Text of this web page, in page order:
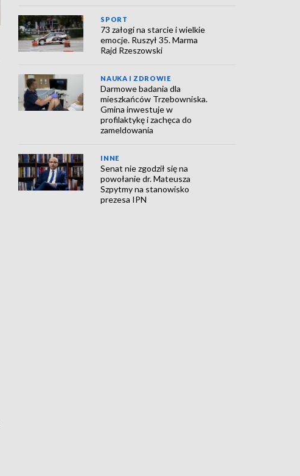
SPORT
73 załogi na starcie i wielkie
emocje. Ruszył 35. Marma
Rajd Rzeszowski
NAUKA I ZDROWIE
Darmowe badania dla
mieszkańców Trzebowniska.
Gmina inwestuje w
profilaktykę i zachęca do
zameldowania
INNE
Senat nie zgodził się na
powołanie dr. Mateusza
Szpytmy na stanowisko
prezesa IPN